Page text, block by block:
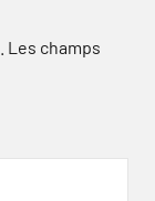
Les champs